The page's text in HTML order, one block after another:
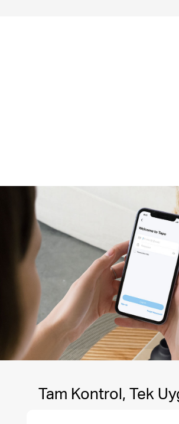
Tam Kontrol, Tek